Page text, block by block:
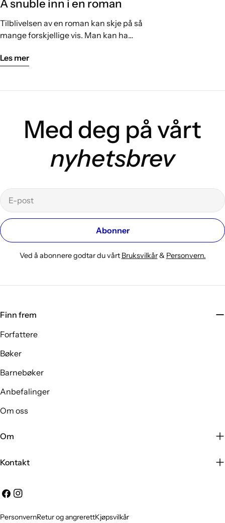
Å snuble inn i en roman
Tilblivelsen av en roman kan skje på så
mange forskjellige vis. Man kan ha
for så å ramle over noe som er for stort til
Alveberget leve!
Les mer
Med deg på vårt
nyhetsbrev
E-
post
Abonner
Ved å abonnere godtar du vårt Bruksvilkår& Personvern.
Finn frem
Forfattere
Bøker
Barnebøker
Anbefalinger
Om oss
Om
Kontakt
FacebookInstagram
PersonvernRetur og angrerettKjøpsvilkår